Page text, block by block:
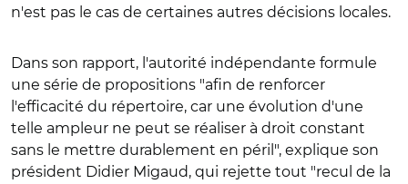
n'est pas le cas de certaines autres décisions locales.
Dans son rapport, l'autorité indépendante formule
une série de propositions "afin de renforcer
l'efficacité du répertoire, car une évolution d'une
telle ampleur ne peut se réaliser à droit constant
sans le mettre durablement en péril", explique son
président Didier Migaud, qui rejette tout "recul de la